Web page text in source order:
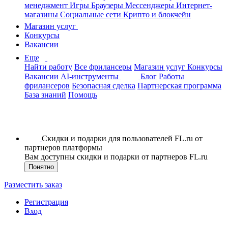
менеджмент Игры Браузеры Мессенджеры Интернет-
магазины Социальные сети Крипто и блокчейн
Магазин услуг
Конкурсы
Вакансии
Еще
Найти работу Все фрилансеры Магазин услуг Конкурсы
Вакансии AI-инструменты Блог Работы
фрилансеров Безопасная сделка Партнерская программа
База знаний Помощь
Скидки и подарки для пользователей FL.ru от
партнеров платформы
Вам доступны скидки и подарки от партнеров FL.ru
Понятно
Разместить заказ
Регистрация
Вход